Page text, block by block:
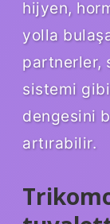
hijyen,
yolla
partnerler,
sistemi
dengesini
artırabilir.